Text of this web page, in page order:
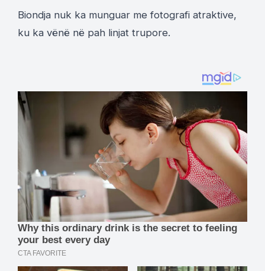
Biondja nuk ka munguar me fotografi atraktive,
ku ka vënë në pah linjat trupore.